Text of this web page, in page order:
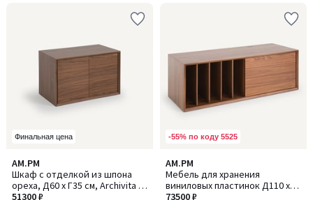
Финальная цена
AM.PM
Шкаф с отделкой из шпона
ореха, Д60 x Г35 см, Archivita /
Арчивита
51300 ₽
5
/
5
-55% по коду 5525
AM.PM
Мебель для хранения
виниловых пластинок Д110 x
Г42 см, Archivita / Арчивита XL
73500 ₽
4,7
/ 5